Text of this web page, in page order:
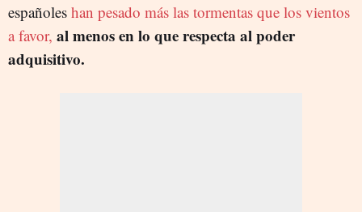
españoles han pesado más las tormentas que los vientos
a favor, al menos en lo que respecta al poder
adquisitivo.